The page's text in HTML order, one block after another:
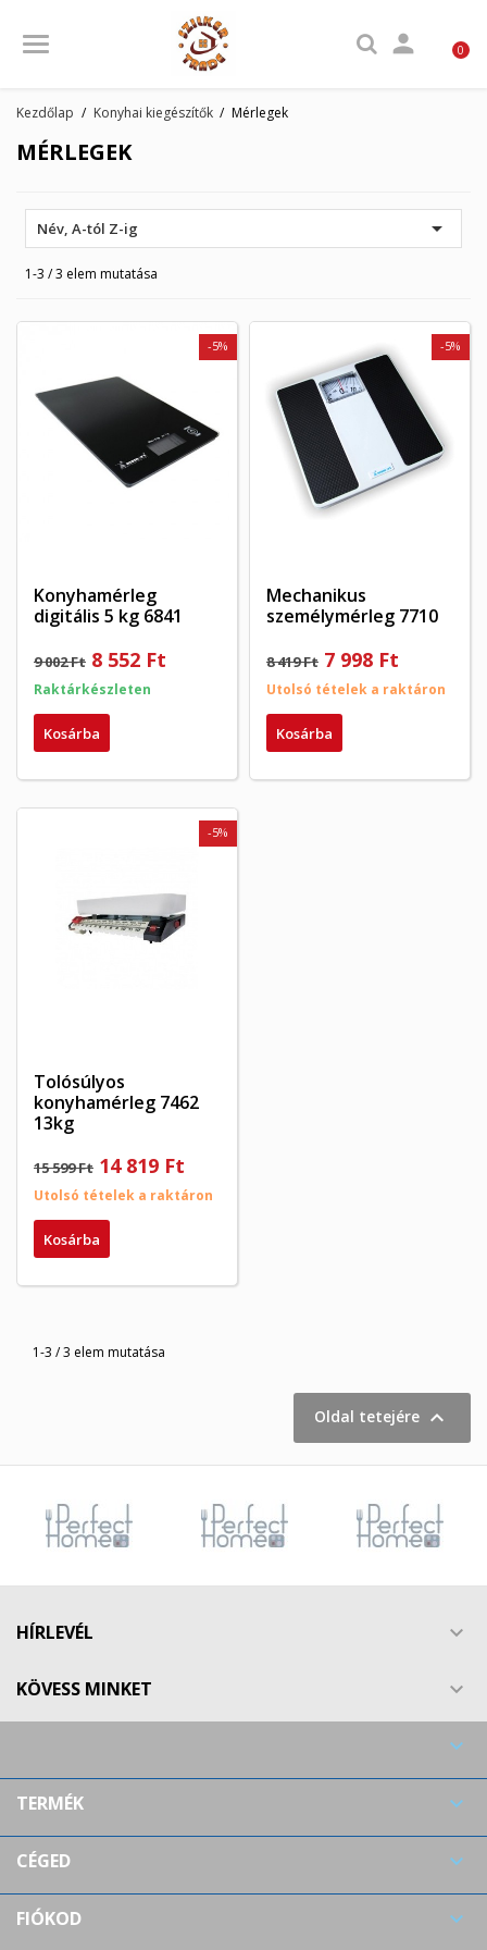
 0
Kezdőlap Konyhai kiegészítők Mérlegek
MÉRLEGEK
Név, A-tól Z-ig 
1-3 / 3 elem mutatása
Konyhamérleg
digitális 5 kg 6841
9 002 Ft
-5%
8 552 Ft
Raktárkészleten
Kosárba
Mechanikus
személymérleg 7710
8 419 Ft
-5%
7 998 Ft
Utolsó tételek a raktáron
Kosárba
Tolósúlyos
konyhamérleg 7462
13kg
15 599 Ft
-5%
14 819 Ft
Utolsó tételek a raktáron
Kosárba
1-3 / 3 elem mutatása
Oldal tetejére 
HÍRLEVÉL 
KÖVESS MINKET 

TERMÉK 
CÉGED 
FIÓKOD 
((modalTitle))
Kívánságlista létrehozása
Mégsem
Bejelentkezés